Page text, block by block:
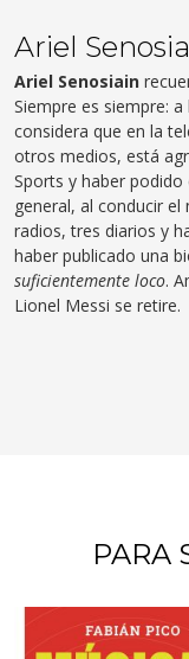
Ariel
Ariel Senosiain
Siempre es siempre:
considera que en la
otros medios, está
Sports y haber
general, al conducir
radios, tres diarios y
haber publicado una
suficientemente loco.
Lionel Messi se retire.
PARA